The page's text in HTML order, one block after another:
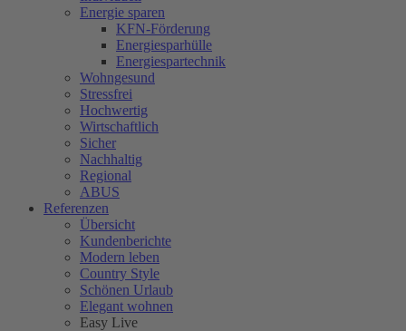
Energie sparen
KFN-Förderung
Energiesparhülle
Energiespartechnik
Wohngesund
Stressfrei
Hochwertig
Wirtschaftlich
Sicher
Nachhaltig
Regional
ABUS
Referenzen
Übersicht
Kundenberichte
Modern leben
Country Style
Schönen Urlaub
Elegant wohnen
Easy Live